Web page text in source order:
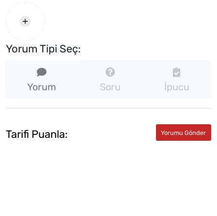
Yorum Tipi Seç:
Yorum Soru İpucu
Tarifi Puanla: